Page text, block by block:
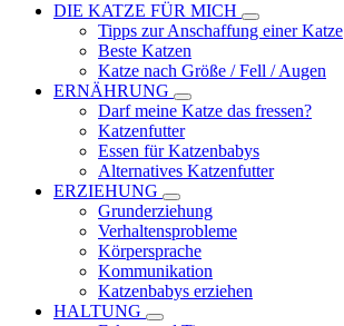
DIE KATZE FÜR MICH
Tipps zur Anschaffung einer Katze
Beste Katzen
Katze nach Größe / Fell / Augen
ERNÄHRUNG
Darf meine Katze das fressen?
Katzenfutter
Essen für Katzenbabys
Alternatives Katzenfutter
ERZIEHUNG
Grunderziehung
Verhaltensprobleme
Körpersprache
Kommunikation
Katzenbabys erziehen
HALTUNG